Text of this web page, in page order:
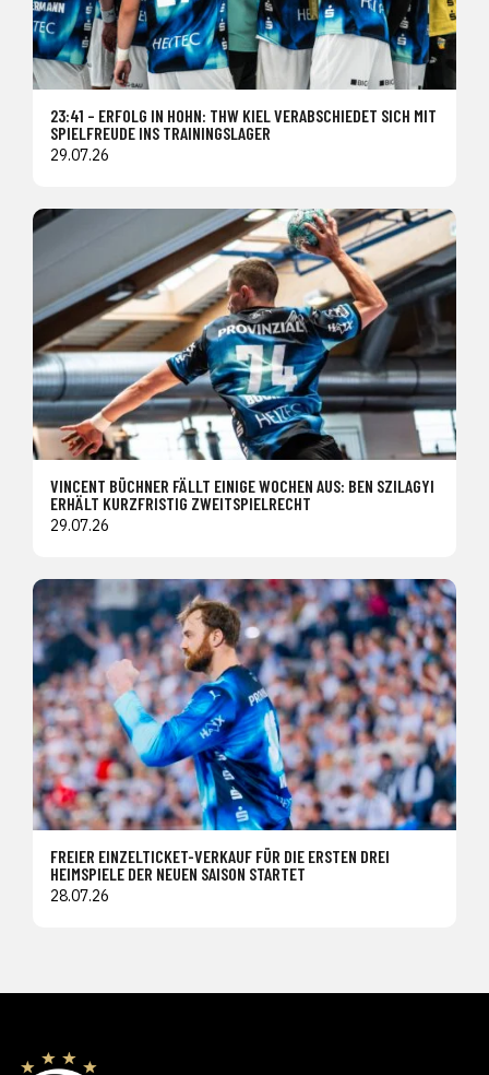
23:41 – ERFOLG IN HOHN: THW KIEL VERABSCHIEDET SICH MIT
SPIELFREUDE INS TRAININGSLAGER
29.07.26
VINCENT BÜCHNER FÄLLT EINIGE WOCHEN AUS: BEN SZILAGYI
ERHÄLT KURZFRISTIG ZWEITSPIELRECHT
29.07.26
FREIER EINZELTICKET-VERKAUF FÜR DIE ERSTEN DREI
HEIMSPIELE DER NEUEN SAISON STARTET
28.07.26